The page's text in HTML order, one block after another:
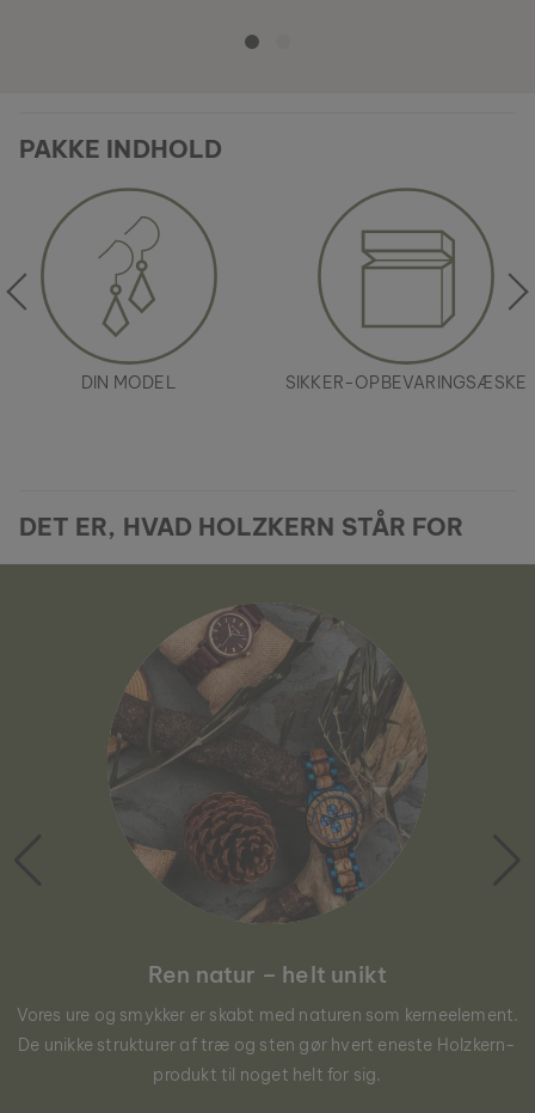
PAKKE INDHOLD
DIN MODEL SIKKER-OPBEVARINGSÆSKE
DET ER, HVAD HOLZKERN STÅR FOR
Ren natur – helt unikt
Vores ure og smykker er skabt med naturen som kerneelement.
De unikke strukturer af træ og sten gør hvert eneste Holzkern-
produkt til noget helt for sig.